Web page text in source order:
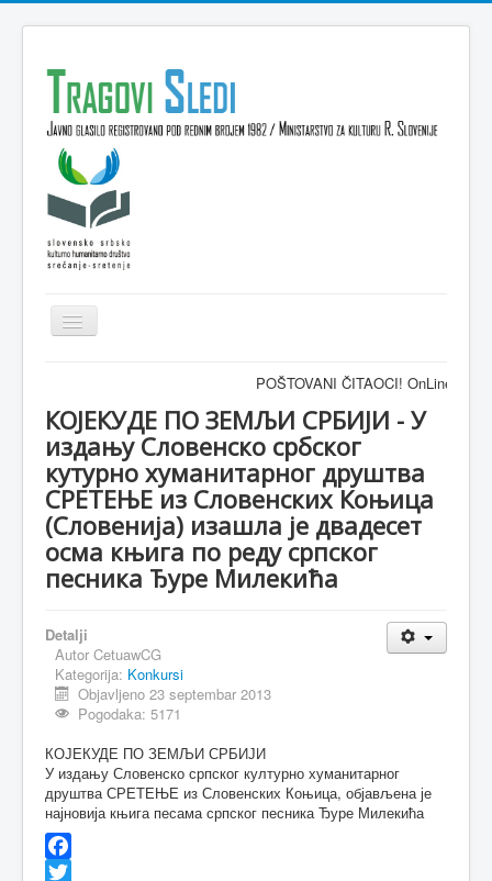
Isključi
navigaciju
VESTI
KULTURA
INTERVJU
MAGAZIN
FELJTON
PISMA ČITALACA
IMPRESUM
POŠTOVANI ČITAOCI! OnLine
КОЈЕКУДЕ ПО ЗЕМЉИ СРБИЈИ - У
издању Словенско србског
кутурно хуманитарног друштва
СРЕТЕЊЕ из Словенских Коњица
(Словенија) изашла је двадесет
осма књига по реду српског
песника Ђуре Милекића
Detalji
Autor CetuawCG
Kategorija: Konkursi
Objavljeno 23 septembar 2013
Pogodaka: 5171
КОЈЕКУДЕ ПО ЗЕМЉИ СРБИЈИ
У издању Словенско српског културно хуманитарног
друштва СРЕТЕЊЕ из Словенских Коњица, објављена је
најновија књига песама српског песника Ђуре Милекића
Facebook